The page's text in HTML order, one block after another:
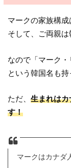
マークの家族構成
そして、ご両親は
なので「マーク・
という韓国名も持
ただ、生まれは
す！
マークはカナダ